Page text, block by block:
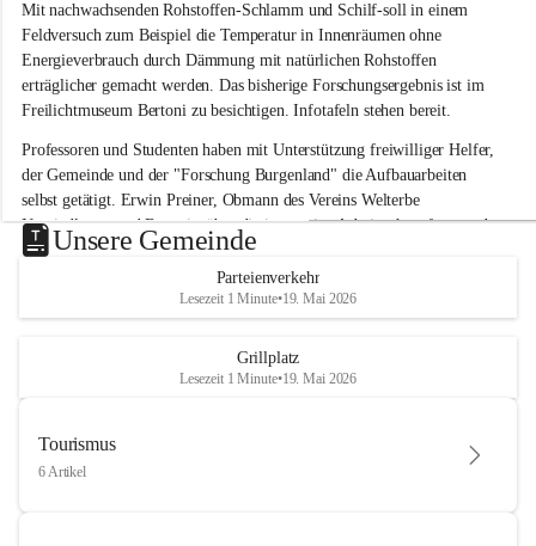
a
m
S
e
e
Mit nachwachsenden Rohstoffen-Schlamm und Schilf-soll in einem
Feldversuch zum Beispiel die Temperatur in Innenräumen ohne
Energieverbrauch durch Dämmung mit natürlichen Rohstoffen
erträglicher gemacht werden. Das bisherige Forschungsergebnis ist im
Freilichtmuseum Bertoni zu besichtigen. Infotafeln stehen bereit.
Professoren und Studenten haben mit Unterstützung freiwilliger Helfer,
der Gemeinde und der "Forschung Burgenland" die Aufbauarbeiten
selbst getätigt. Erwin Preiner, Obmann des Vereins Welterbe
Neusiedlersee und Bgm. ist über die innovative Arbeit sehr erfreut und
hofft auf baldige praktische Anwendung der Forschungsergebnisse.
Gerade in Zeiten des Klimawandels ist jede technologische Innovation
wichtig!
Unsere Gemeinde
Parteienverkehr
Lesezeit 1 Minute•19. Mai 2026
Grillplatz
Lesezeit 1 Minute•19. Mai 2026
Tourismus
6 Artikel